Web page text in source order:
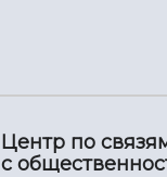
Центр по
с